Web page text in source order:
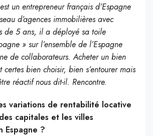
un entrepreneur français d’Espagne
d’agences immobilières avec
de 5 ans, il a déployé sa toile
» sur l’ensemble de l’Espagne
de collaborateurs. Acheter un bien
certes bien choisir, bien s’entourer mais
réactif nous dit-il. Rencontre.
variations de rentabilité locative
capitales et les villes
Espagne ?